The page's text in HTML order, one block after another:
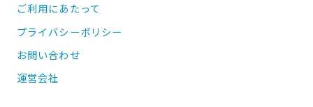
ご利用にあたって
プライバシーポリシー
お問い合わせ
運営会社